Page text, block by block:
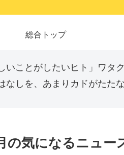
総合トップ
いことがしたいヒト」ワ
なしを、あまりカドがたた
の気になるニュー